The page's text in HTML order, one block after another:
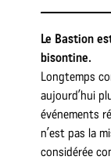
Le Bastion
bisontine.
Longtemps
aujourd’hui
événements
n’est pas la
considérée